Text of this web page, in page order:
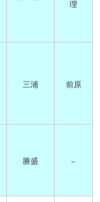
理
三浦 前原
勝盛 −